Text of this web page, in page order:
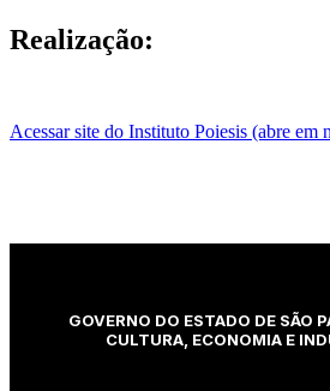
Realização:
Acessar site do Instituto Poiesis (abre em
GOVERNO DO ESTADO DE SÃO
CULTURA, ECONOMIA E